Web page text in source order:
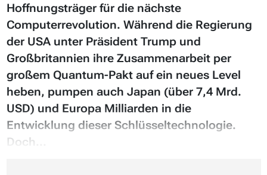
Hoffnungsträger für die nächste
Computerrevolution. Während die Regierung
der USA unter Präsident Trump und
Großbritannien ihre Zusammenarbeit per
großem Quantum-Pakt auf ein neues Level
heben, pumpen auch Japan (über 7,4 Mrd.
USD) und Europa Milliarden in die
Entwicklung dieser Schlüsseltechnologie.
Doch...